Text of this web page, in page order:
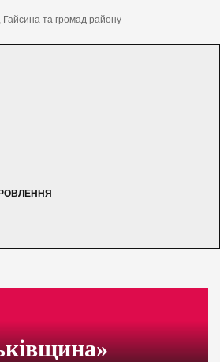
та громад району